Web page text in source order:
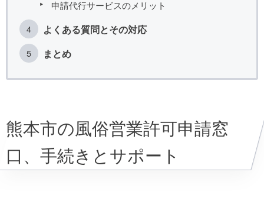
申請代行サービスのメリット
よくある質問とその対応
まとめ
熊本市の風俗営業許可申請窓
口、手続きとサポート